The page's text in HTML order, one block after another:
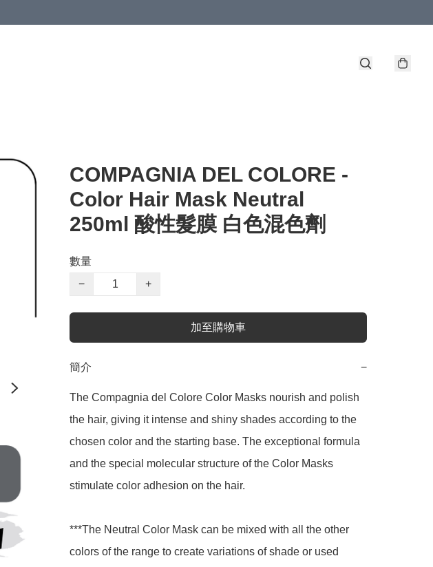
COMPAGNIA DEL COLORE -
Color Hair Mask Neutral
250ml 酸性髮膜 白色混色劑
數量
−
+
加至購物車
簡介 −
The Compagnia del Colore Color Masks nourish and polish
the hair, giving it intense and shiny shades according to the
chosen color and the starting base. The exceptional formula
and the special molecular structure of the Color Masks
stimulate color adhesion on the hair.
***The Neutral Color Mask can be mixed with all the other
colors of the range to create variations of shade or used